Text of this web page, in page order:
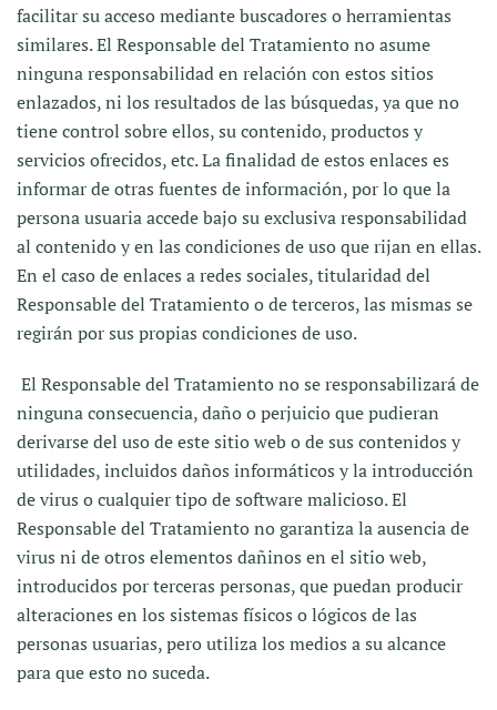
facilitar su acceso mediante buscadores o herramientas
similares. El Responsable del Tratamiento no asume
ninguna responsabilidad en relación con estos sitios
enlazados, ni los resultados de las búsquedas, ya que no
tiene control sobre ellos, su contenido, productos y
servicios ofrecidos, etc. La finalidad de estos enlaces es
informar de otras fuentes de información, por lo que la
persona usuaria accede bajo su exclusiva responsabilidad
al contenido y en las condiciones de uso que rijan en ellas.
En el caso de enlaces a redes sociales, titularidad del
Responsable del Tratamiento o de terceros, las mismas se
regirán por sus propias condiciones de uso.
El Responsable del Tratamiento no se responsabilizará de
ninguna consecuencia, daño o perjuicio que pudieran
derivarse del uso de este sitio web o de sus contenidos y
utilidades, incluidos daños informáticos y la introducción
de virus o cualquier tipo de software malicioso. El
Responsable del Tratamiento no garantiza la ausencia de
virus ni de otros elementos dañinos en el sitio web,
introducidos por terceras personas, que puedan producir
alteraciones en los sistemas físicos o lógicos de las
personas usuarias, pero utiliza los medios a su alcance
para que esto no suceda.